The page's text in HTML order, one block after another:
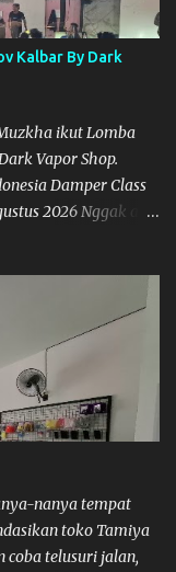
Kalbar By Dark
ikut Lomba
Vapor Shop.
Damper Class
2026 Nggak ada
sebenarnya, tapi
disini. Oiya, untuk
Pamflet
dan Muzkha baru
sebagai new
nanya tempat
toko Tamiya
coba telusuri jalan,